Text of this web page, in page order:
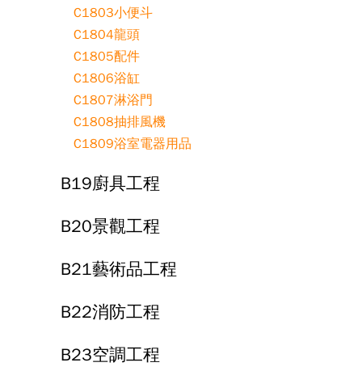
C1803小便斗
C1804龍頭
C1805配件
C1806浴缸
C1807淋浴門
C1808抽排風機
C1809浴室電器用品
B19廚具工程
B20景觀工程
B21藝術品工程
B22消防工程
B23空調工程